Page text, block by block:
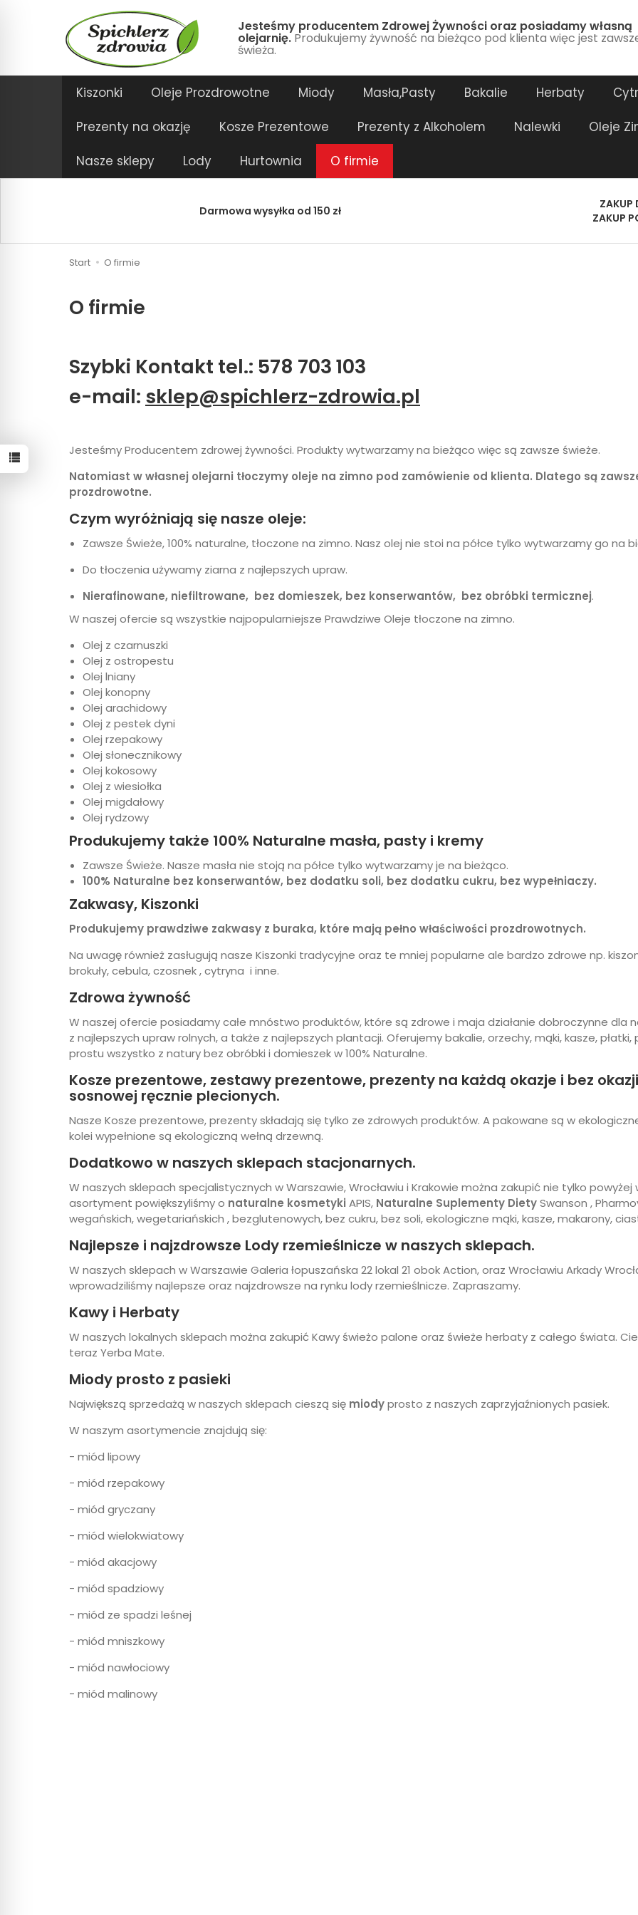
Jesteśmy producentem Zdrowej Żywności oraz posiadamy własną
olejarnię.Produkujemy żywność na bieżąco pod klienta więc jest
świeża.
Kiszonki Oleje Prozdrowotne Miody Masła,Pasty Bakalie Herbaty
Prezenty na okazję
Kosze Prezentowe Prezenty z Alkoholem Nalewki
Oleje
Nasze sklepy
Lody Hurtownia O firmie
Darmowa wysyłka od 150 zł
ZAKUP
ZAKUP
Start O firmie
O firmie
Szybki Kontakt tel.: 578 703 103
e-mail: sklep@spichlerz-zdrowia.pl
Jesteśmy Producentem zdrowej żywności. Produkty wytwarzamy na bieżąco więc są zawsze świeże.
Natomiast w własnej olejarni tłoczymy oleje na zimno pod zamówienie od klienta. Dlatego są
prozdrowotne.
Czym wyróżniają się nasze oleje:
Zawsze Świeże, 100% naturalne, tłoczone na zimno. Nasz olej nie stoi na półce tylko wytwarzamy go na
Do tłoczenia używamy ziarna z najlepszych upraw.
Nierafinowane, niefiltrowane, bez domieszek, bez konserwantów, bez obróbki termicznej.
W naszej ofercie są wszystkie najpopularniejsze Prawdziwe Oleje tłoczone na zimno.
Olej z czarnuszki
Olej z ostropestu
Olej lniany
Olej konopny
Olej arachidowy
Olej z pestek dyni
Olej rzepakowy
Olej słonecznikowy
Olej kokosowy
Olej z wiesiołka
Olej migdałowy
Olej rydzowy
Produkujemy także 100% Naturalne masła, pasty i kremy
Zawsze Świeże. Nasze masła nie stoją na półce tylko wytwarzamy je na bieżąco.
100% Naturalne bez konserwantów, bez dodatku soli, bez dodatku cukru, bez wypełniaczy.
Zakwasy, Kiszonki
Produkujemy prawdziwe zakwasy z buraka, które mają pełno właściwości prozdrowotnych.
Na uwagę również zasługują nasze Kiszonki tradycyjne oraz te mniej popularne ale bardzo zdrowe np.
brokuły, cebula, czosnek , cytryna i inne.
Zdrowa żywność
W naszej ofercie posiadamy całe mnóstwo produktów, które są zdrowe i maja działanie dobroczynne dla
z najlepszych upraw rolnych, a także z najlepszych plantacji. Oferujemy bakalie, orzechy, mąki, kasze, płatki,
prostu wszystko z natury bez obróbki i domieszek w 100% Naturalne.
Kosze prezentowe, zestawy prezentowe, prezenty na każdą okazje i bez
sosnowej ręcznie plecionych.
Nasze Kosze prezentowe, prezenty składają się tylko ze zdrowych produktów. A pakowane są w
kolei wypełnione są ekologiczną wełną drzewną.
Dodatkowo w naszych sklepach stacjonarnych.
W naszych sklepach specjalistycznych w Warszawie, Wrocławiu i Krakowie można zakupić nie tylko
asortyment powiększyliśmy o naturalne kosmetyki APIS, Naturalne Suplementy DietySwanson ,
wegańskich, wegetariańskich , bezglutenowych, bez cukru, bez soli, ekologiczne mąki, kasze, makarony,
Najlepsze i najzdrowsze Lody rzemieślnicze w naszych sklepach.
W naszych sklepach w Warszawie Galeria łopuszańska 22 lokal 21 obok Action, oraz Wrocławiu Arkady
wprowadziliśmy najlepsze oraz najzdrowsze na rynku lody rzemieślnicze. Zapraszamy.
Kawy i Herbaty
W naszych lokalnych sklepach można zakupić Kawy świeżo palone oraz świeże herbaty z całego świata.
teraz Yerba Mate.
Miody prosto z pasieki
Największą sprzedażą w naszych sklepach cieszą się miodyprosto z naszych zaprzyjaźnionych pasiek.
W naszym asortymencie znajdują się:
- miód lipowy
- miód rzepakowy
- miód gryczany
- miód wielokwiatowy
- miód akacjowy
- miód spadziowy
- miód ze spadzi leśnej
- miód mniszkowy
- miód nawłociowy
- miód malinowy